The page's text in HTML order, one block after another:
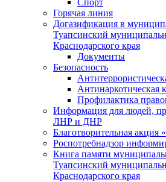
Спорт
Горячая линия
Догазификация в
Туапсинский
Краснодарского края
Документы
Безопасность
Антинаркотическая
Профилактика
Информация для людей,
ЛНР и ДНР
Благотворительная
Роспотребнадзор
Книга памяти
Туапсинский
Краснодарского края